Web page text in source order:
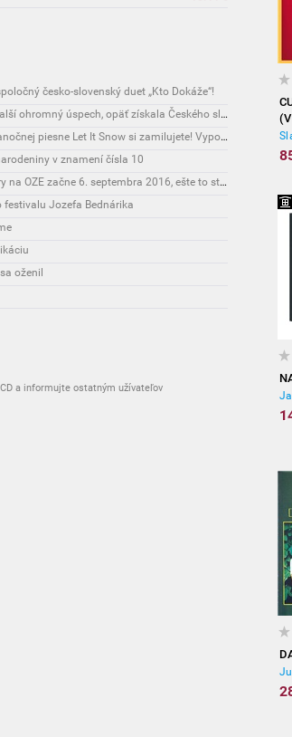
česko-slovenský duet „Kto Dokáže“!
Novinky: Kapela NO NAME má na konte ďalší ohromný úspech, opäť získala Českého slávika!
Novinky: Slovenskú verziu svetoznámej vianočnej piesne Let It Snow si zamilujete! Vypočujte si ju v podaní našej speváčky Janais
v znamení čísla 10
Technológie: Pripomíname: 3. kolo podpory na OZE začne 6. septembra 2016, ešte to stihnete
Jozefa Bednárika
oženil
a informujte ostatným užívateľov